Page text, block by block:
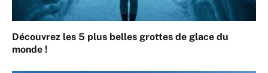
Découvrez les 5 plus belles grottes de glace du
monde !